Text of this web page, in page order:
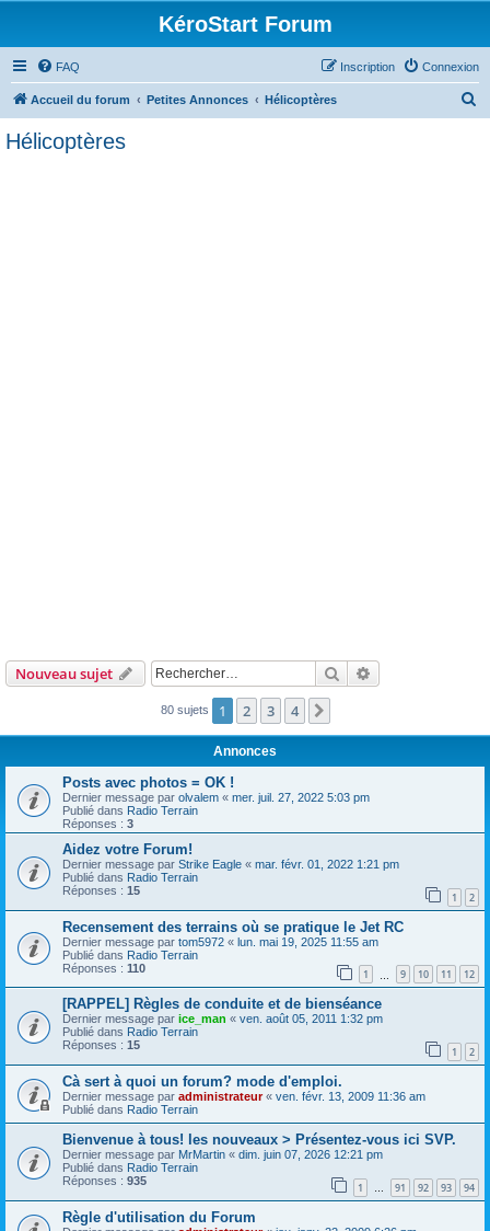
KéroStart Forum
FAQ Connexion
Inscription
Accueil du forum Petites Annonces Hélicoptères
Hélicoptères
Nouveau sujet Rechercher
80 sujets 1 2 3 4
Annonces
Posts avec photos = OK !
Dernier message par olvalem « mer. juil. 27, 2022 5:03 pm
Publié dans Radio Terrain
Réponses : 3
Aidez votre Forum!
Dernier message par Strike Eagle « mar. févr. 01, 2022 1:21 pm
Publié dans Radio Terrain
Réponses : 15 1 2
Recensement des terrains où se pratique le Jet RC
Dernier message par tom5972 « lun. mai 19, 2025 11:55 am
Publié dans Radio Terrain
Réponses : 110 1 9 10 11 12
[RAPPEL] Règles de conduite et de bienséance
Dernier message par ice_man « ven. août 05, 2011 1:32 pm
Publié dans Radio Terrain
Réponses : 15 1 2
Cà sert à quoi un forum? mode d'emploi.
Dernier message par administrateur« ven. févr. 13, 2009 11:36 am
Publié dans Radio Terrain
Bienvenue à tous! les nouveaux > Présentez-vous ici SVP.
Dernier message par MrMartin « dim. juin 07, 2026 12:21 pm
Publié dans Radio Terrain
Réponses : 935 1 … 91 92 93 94
Règle d'utilisation du Forum